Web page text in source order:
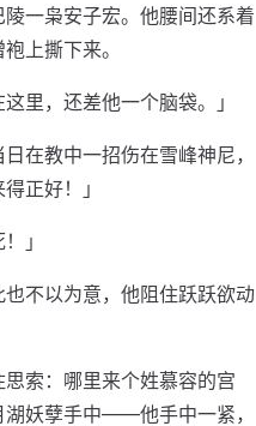
一枭安子宏。他腰间还系着
上撕下来。
里，还差他一个脑袋。」
在教中一招伤在雪峰神尼，
正好！」
」
不以为意，他阻住跃跃欲动
索：哪里来个姓慕容的宫
湖妖孽手中——他手中一紧，